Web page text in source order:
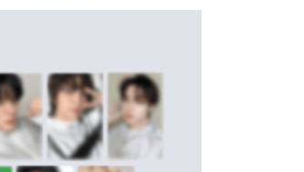
定代理人或監護人之同意方可使用
申辦者引起之損失，本公司不負相關責
將依據個別帳號之用戶狀況，依本公司
仍有額度不足之情形，本公司將視審查